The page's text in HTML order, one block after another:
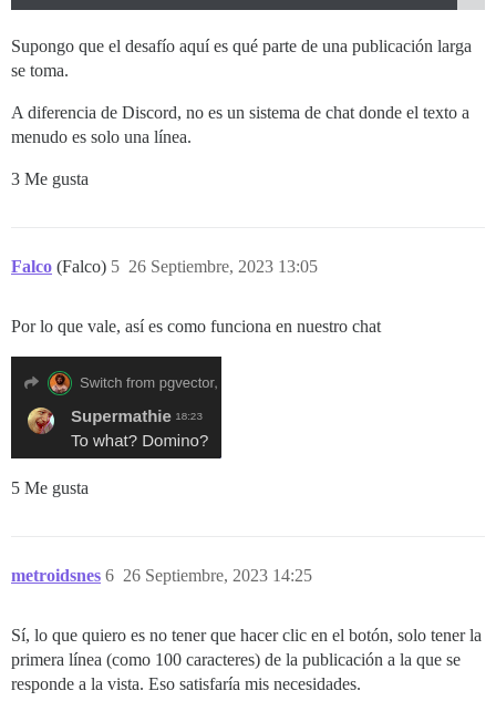
Supongo que el desafío aquí es qué parte de una publicación larga
se toma.
A diferencia de Discord, no es un sistema de chat donde el texto a
menudo es solo una línea.
3 Me gusta
Falco (Falco) 26 Septiembre, 2023 13:05
5
Por lo que vale, así es como funciona en nuestro chat
5 Me gusta
metroidsnes 26 Septiembre, 2023 14:25
6
Sí, lo que quiero es no tener que hacer clic en el botón, solo tener la
primera línea (como 100 caracteres) de la publicación a la que se
responde a la vista. Eso satisfaría mis necesidades.